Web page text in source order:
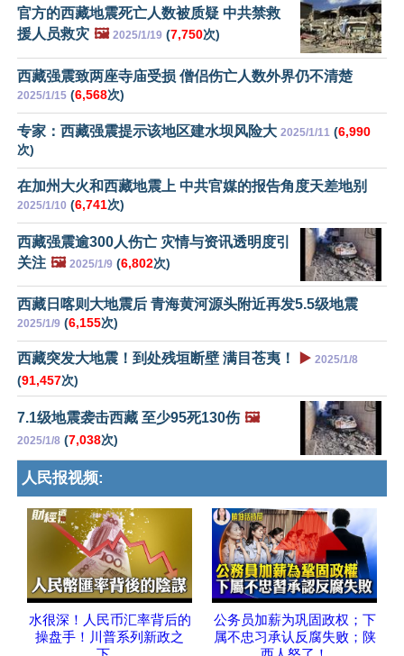
官方的西藏地震死亡人数被质疑 中共禁救
援人员救灾 🖼️ 2025/1/19 (7,750次)
西藏强震致两座寺庙受损 僧侣伤亡人数外界仍不清楚
2025/1/15 (6,568次)
专家：西藏强震提示该地区建水坝风险大 2025/1/11 (6,990
次)
在加州大火和西藏地震上 中共官媒的报告角度天差地别
2025/1/10 (6,741次)
西藏强震逾300人伤亡 灾情与资讯透明度引
关注 🖼️ 2025/1/9 (6,802次)
西藏日喀则大地震后 青海黄河源头附近再发5.5级地震
2025/1/9 (6,155次)
西藏突发大地震！到处残垣断壁 满目苍夷！ ▶️ 2025/1/8
(91,457次)
7.1级地震袭击西藏 至少95死130伤 🖼️
2025/1/8 (7,038次)
人民报视频:
水很深！人民币汇率背后的
操盘手！川普系列新政之
公务员加薪为巩固政权；下
属不忠习承认反腐失败；陕